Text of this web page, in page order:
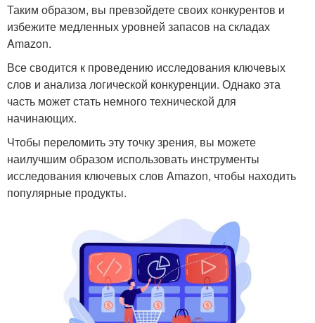
Таким образом, вы превзойдете своих конкурентов и
избежите медленных уровней запасов на складах
Amazon.
Все сводится к проведению исследования ключевых
слов и анализа логической конкуренции. Однако эта
часть может стать немного технической для
начинающих.
Чтобы переломить эту точку зрения, вы можете
наилучшим образом использовать инструменты
исследования ключевых слов Amazon, чтобы находить
популярные продукты.